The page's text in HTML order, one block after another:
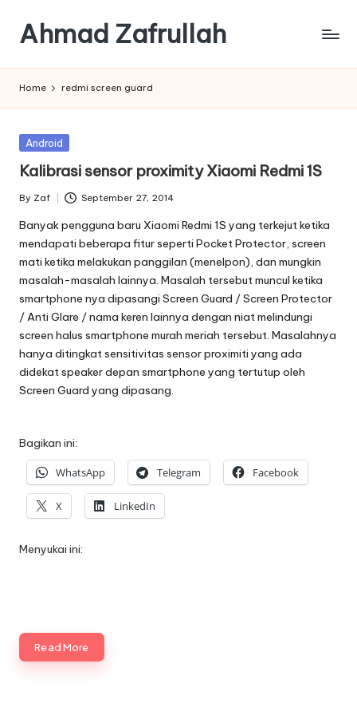
Skip
content
Ahmad Zafrullah
Learn
better
than
Learn
to
Work
Home redmi screen guard
Posted
Android
Kalibrasi sensor proximity Xiaomi Redmi 1S
Posted
by
By Zaf September 27, 2014
Banyak pengguna baru Xiaomi Redmi 1S yang terkejut ketika
mendapati beberapa fitur seperti Pocket Protector, screen
mati ketika melakukan panggilan (menelpon), dan mungkin
masalah-masalah lainnya. Masalah tersebut muncul ketika
smartphone nya dipasangi Screen Guard / Screen Protector
/ Anti Glare / nama keren lainnya dengan niat melindungi
screen halus smartphone murah meriah tersebut. Masalahnya
hanya ditingkat sensitivitas sensor proximiti yang ada
didekat speaker depan smartphone yang tertutup oleh
Screen Guard yang dipasang.
Bagikan ini:
WhatsApp Telegram Facebook
X LinkedIn
Menyukai ini:
Read More